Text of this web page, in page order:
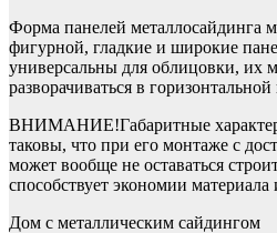
Форма панелей металлосайдинга
фигурной, гладкие и широкие
универсальны для облицовки, их
разворачиваться в
ВНИМАНИЕ!Габаритные
таковы, что при его монтаже с
может вообще не оставаться
способствует экономии материала
Дом с металлическим сайдингом